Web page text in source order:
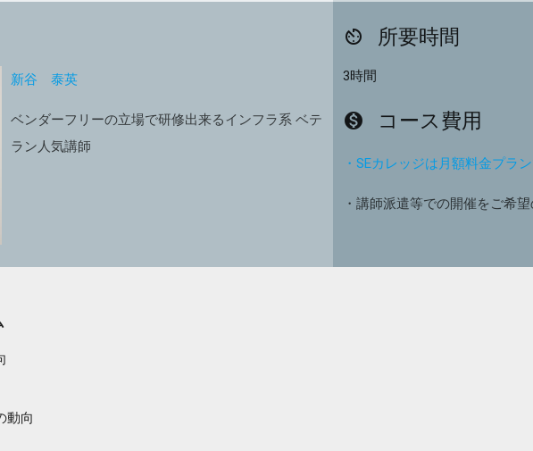
新谷 泰英
ベンダーフリーの立場で研修出来るインフラ系 ベテ
ラン人気講師
av_timer 所要時間
3時間
monetization_on コース費用
・SEカレッジは月額料金プラ
・講師派遣等での開催をご希
動向